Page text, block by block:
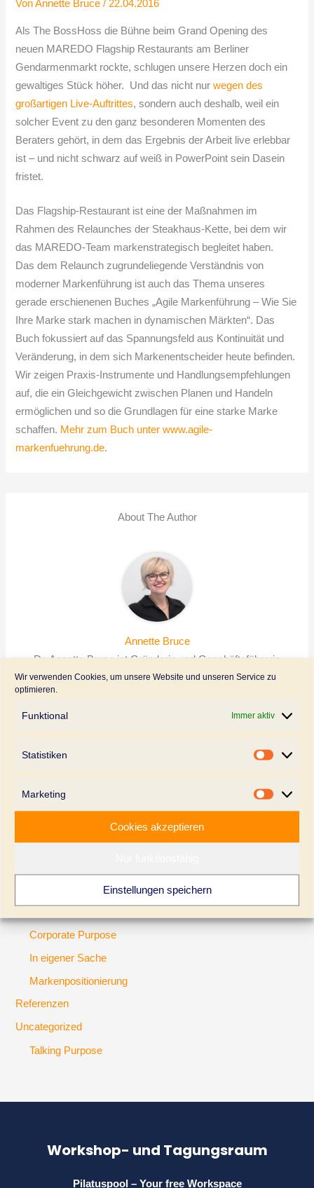
Wir verwenden Cookies, um unsere Website und unseren Service zu
optimieren.
Funktional Immer aktiv
Statistiken
Marketing
Cookies akzeptieren
Einstellungen speichern
VonAnnette Bruce/22.04.2016
Als The BossHoss die Bühne beim Grand Opening des
neuen MAREDO Flagship Restaurants am Berliner
Gendarmenmarkt rockte, schlugen unsere Herzen doch ein
gewaltiges Stück höher.
Und das nicht nurwegen des
großartigen Live-Auftrittes, sondern auch deshalb, weil ein
solcher Event zu den ganz besonderen Momenten des
Beraters gehört, in dem das Ergebnis der Arbeit live erlebbar
ist – und nicht schwarz auf weiß in PowerPoint sein Dasein
fristet.
Das Flagship-Restaurant ist eine der Maßnahmen im
Rahmen des Relaunches der Steakhaus-Kette, bei dem wir
das MAREDO-Team markenstrategisch begleitet haben.
Das dem Relaunch zugrundeliegende Verständnis von
moderner Markenführung ist auch das Thema unseres
gerade erschienenen Buches „Agile Markenführung – Wie Sie
Ihre Marke stark machen in dynamischen Märkten“. Das
Buch fokussiert auf das Spannungsfeld aus Kontinuität und
Veränderung, in dem sich Markenentscheider heute befinden.
Wir zeigen Praxis-Instrumente und Handlungsempfehlungen
auf, die ein Gleichgewicht zwischen Planen und Handeln
ermöglichen und so die Grundlagen für eine starke Marke
schaffen. Mehr zum Buch unter www.agile-
markenfuehrung.de.
About The Author
Annette Bruce
Dr. Annette Bruce ist Gründerin und Geschäftsführerin
von Creative Advantage. Sie ist Expertin für die
strategische Unternehmens- und Markenführung und
zertifizierte B Leaderin, Fachbuchautorin und vielfache
Vorheriger Beitrag Nächster Beitrag
Beitrags-Kategorien
Corporate Purpose
In eigener Sache
Markenpositionierung
Referenzen
Uncategorized
Talking Purpose
Workshop- und Tagungsraum
Pilatuspool – Your free Workspace